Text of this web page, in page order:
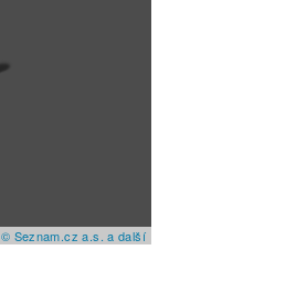
© Seznam.cz a.s. a další